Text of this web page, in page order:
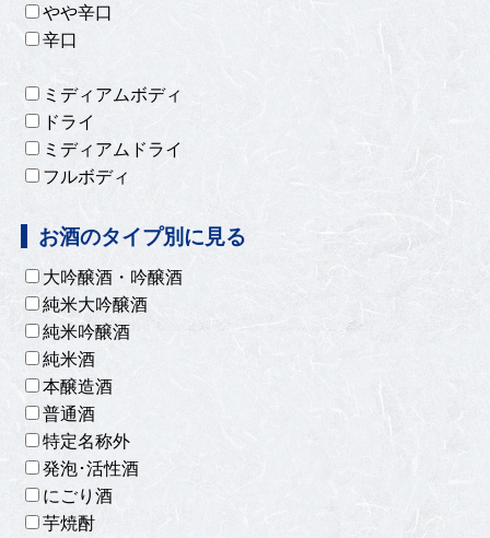
やや辛口
辛口
ミディアムボディ
ドライ
ミディアムドライ
フルボディ
お酒のタイプ別に見る
大吟醸酒・吟醸酒
純米大吟醸酒
純米吟醸酒
純米酒
本醸造酒
普通酒
特定名称外
発泡･活性酒
にごり酒
芋焼酎